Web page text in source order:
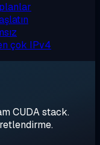
çok IPv4
CUDA stack.